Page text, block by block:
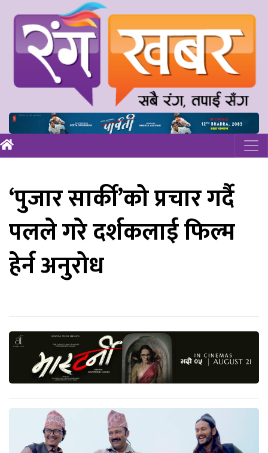
‘पुजार सार्की’को प्रचार गर्दै
पलले गरे दर्शकलाई फिल्म
हेर्न अनुरोध